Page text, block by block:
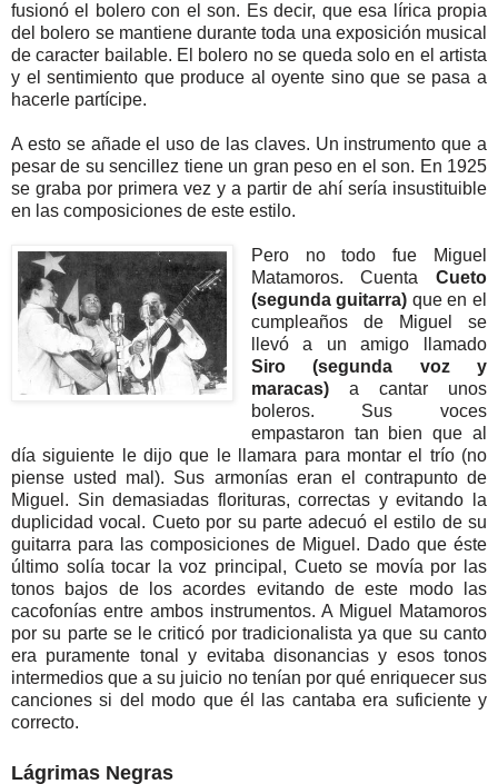
fusionó el bolero con el son. Es decir, que esa lírica propia
del bolero se mantiene durante toda una exposición musical
de caracter bailable. El bolero no se queda solo en el artista
y el sentimiento que produce al oyente sino que se pasa a
hacerle partícipe.
A esto se añade el uso de las claves. Un instrumento que a
pesar de su sencillez tiene un gran peso en el son. En 1925
se graba por primera vez y a partir de ahí sería insustituible
en las composiciones de este estilo.
Pero no todo fue Miguel
Matamoros. Cuenta Cueto
(segunda guitarra) que en el
cumpleaños de Miguel se
llevó a un amigo llamado
Siro (segunda voz y
maracas) a cantar unos
boleros. Sus voces
empastaron tan bien que al
día siguiente le dijo que le llamara para montar el trío (no
piense usted mal). Sus armonías eran el contrapunto de
Miguel. Sin demasiadas florituras, correctas y evitando la
duplicidad vocal. Cueto por su parte adecuó el estilo de su
guitarra para las composiciones de Miguel. Dado que éste
último solía tocar la voz principal, Cueto se movía por las
tonos bajos de los acordes evitando de este modo las
cacofonías entre ambos instrumentos. A Miguel Matamoros
por su parte se le criticó por tradicionalista ya que su canto
era puramente tonal y evitaba disonancias y esos tonos
intermedios que a su juicio no tenían por qué enriquecer sus
canciones si del modo que él las cantaba era suficiente y
correcto.
Lágrimas Negras